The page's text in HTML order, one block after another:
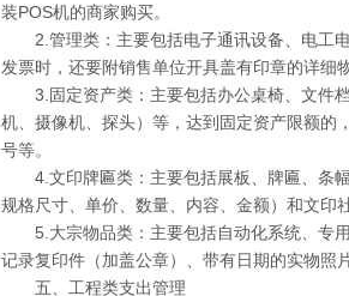
装POS机的商家购买。
2.管理类：主要包括电子通讯设备、电工
发票时，还要附销售单位开具盖有印章的详细
3.固定资产类：主要包括办公桌椅、文件
机、摄像机、探头）等，达到固定资产限额的
号等。
4.文印牌匾类：主要包括展板、牌匾、条
规格尺寸、单价、数量、内容、金额）和文印
5.大宗物品类：主要包括自动化系统、专
记录复印件（加盖公章）、带有日期的实物照
五、工程类支出管理